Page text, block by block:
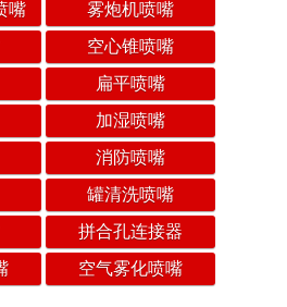
嘴
雾炮机喷嘴
空心锥喷嘴
扁平喷嘴
加湿喷嘴
消防喷嘴
罐清洗喷嘴
拼合孔连接器
空气雾化喷嘴